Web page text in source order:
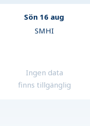
Sön 16 aug
SMHI
Ingen data
finns tillgänglig